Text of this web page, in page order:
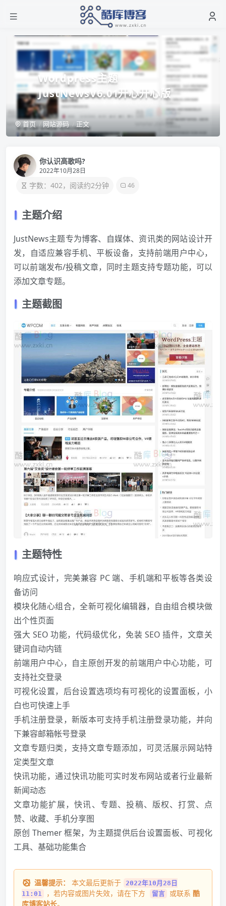
Wordpress主题
JustNewsV6.01开心开心版
首页 网站源码 正文
你认识高歌吗?
2022年10月28日
字数：402，阅读约2分钟 46
主题介绍
JustNews主题专为博客、自媒体、资讯类的网站设计开
发，自适应兼容手机、平板设备，支持前端用户中心，
可以前端发布/投稿文章，同时主题支持专题功能，可以
添加文章专题。
主题截图
主题特性
响应式设计，完美兼容 PC 端、手机端和平板等各类设
备访问
模块化随心组合，全新可视化编辑器，自由组合模块做
出个性页面
强大 SEO 功能，代码级优化，免装 SEO 插件，文章关
键词自动内链
前端用户中心，自主原创开发的前端用户中心功能，可
支持社交登录
可视化设置，后台设置选项均有可视化的设置面板，小
白也可快速上手
手机注册登录，新版本可支持手机注册登录功能，并向
下兼容邮箱帐号登录
文章专题归类，支持文章专题添加，可灵活展示网站特
定类型文章
快讯功能，通过快讯功能可实时发布网站或者行业最新
新闻动态
文章功能扩展，快讯、专题、投稿、版权、打赏、点
赞、收藏、手机分享图
原创 Themer 框架，为主题提供后台设置面板、可视化
工具、基础功能集合
温馨提示： 本文最后更新于 2022年10月28日
11:01
，若内容或图片失效，请在下方 留言 或联系 酷
库博客站长。